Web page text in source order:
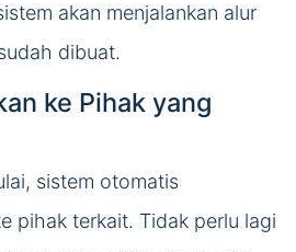
akan menjalankan alur
dibuat.
ke Pihak yang
sistem otomatis
pihak terkait. Tidak perlu lagi